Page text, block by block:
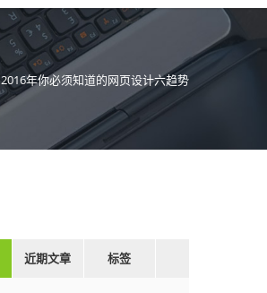
2016年你必须知道的网页设计六趋势
近期文章 标签